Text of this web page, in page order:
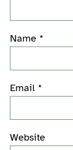
Name *
Email *
Website